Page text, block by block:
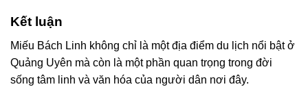
Kết luận
Miếu Bách Linh không chỉ là một địa điểm du lịch nổi bật ở
Quảng Uyên mà còn là một phần quan trọng trong đời
sống tâm linh và văn hóa của người dân nơi đây.